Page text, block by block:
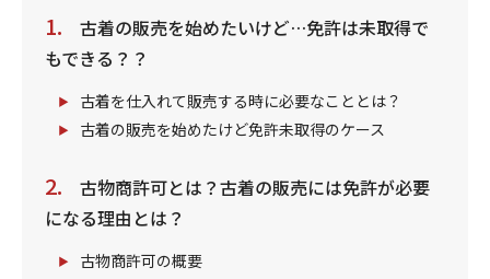
古着の販売を始めたいけど…免許は未取得で
もできる？？
古着を仕入れて販売する時に必要なこととは？
古着の販売を始めたけど免許未取得のケース
古物商許可とは？古着の販売には免許が必要
になる理由とは？
古物商許可の概要